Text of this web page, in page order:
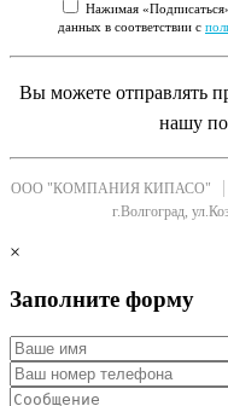
Нажимая
данных в соответствии с
Вы можете отправлять
нашу
ООО "КОМПАНИЯ КИПАСО"
г.Волгоград,
×
Заполните форму